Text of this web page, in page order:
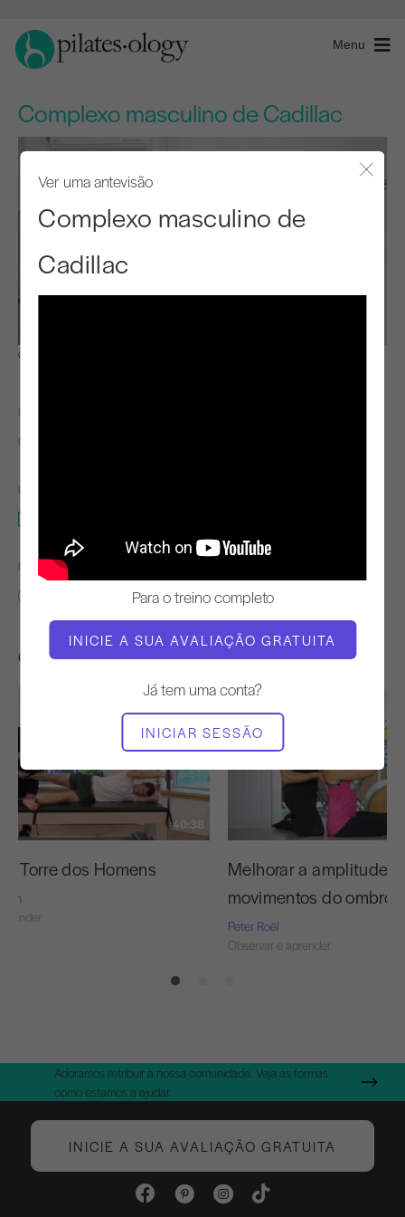
Menu
Complexo masculino de Cadillac
Ver uma antevisão
Complexo masculino de
Cadillac
Para o treino completo
INICIE A SUA AVALIAÇÃO GRATUITA
Já tem uma conta?
INICIAR SESSÃO
Observar e aprender
PROFESSOR
Chris Robinson
EQUIPAMENTO NECESSÁRIO
ENCONTRAR AULAS SEMELHANTES PARA
Cadillac
Outros exercícios de que poderá gostar
40:38
Torre dos Homens
Melhorar a amplitude
movimentos do ombro
Peter Roël
Observar e aprender
Adoramos retribuir à nossa comunidade. Veja as formas
como estamos a ajudar.
INICIE A SUA AVALIAÇÃO GRATUITA